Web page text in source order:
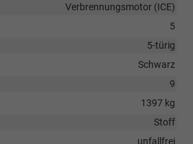
Verbrennungsmotor (ICE)
5
5-türig
Schwarz
9
1397 kg
Stoff
unfallfrei